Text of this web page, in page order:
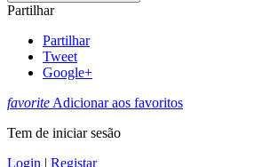
Partilhar
Partilhar
Tweet
Google+
favorite Adicionar aos favoritos
Tem de iniciar sesão
Login | Registar